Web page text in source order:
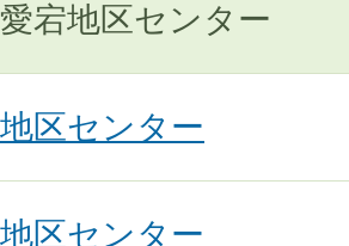
宕地区センター
区センター
区センター